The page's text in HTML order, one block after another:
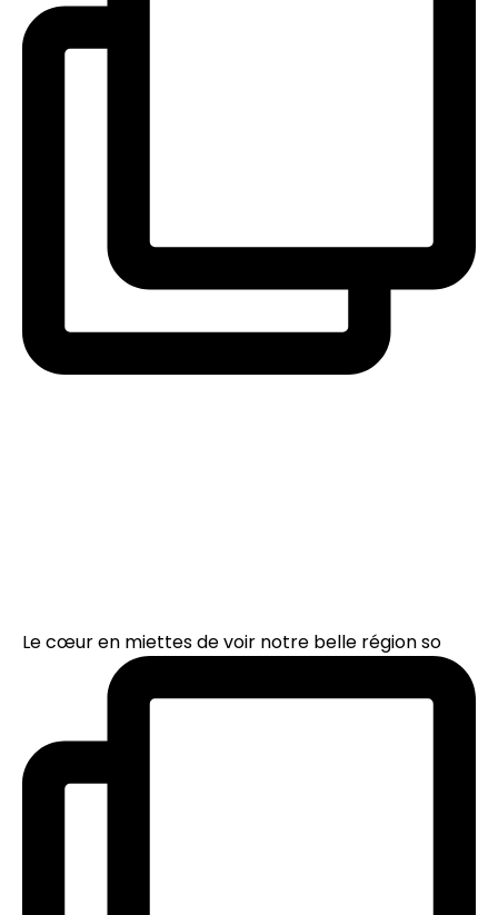
Le cœur en miettes de voir notre belle région so